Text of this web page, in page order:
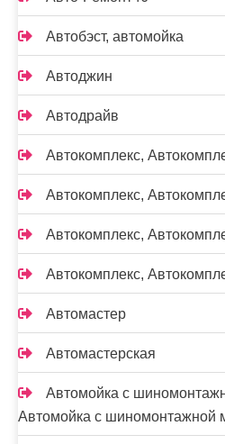
Автобэст, автомойка
Автоджин
Автодрайв
Автокомплекс,
Автокомплекс,
Автокомплекс,
Автокомплекс,
Автомастер
Автомастерская
Автомойка с
Автомойка с шиномонтажной